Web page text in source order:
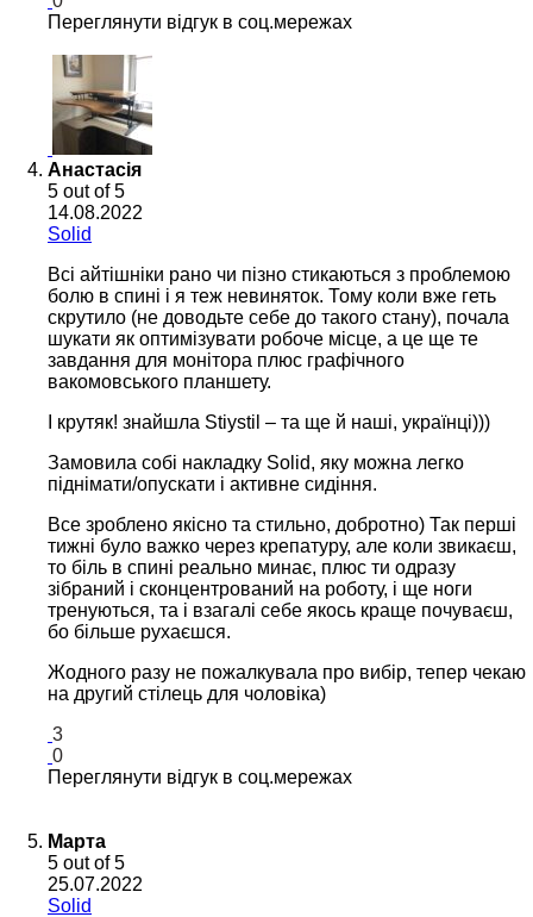
Переглянути відгук в соц.мережах
Анастасія
5 out of 5
14.08.2022
Solid
Всі айтішніки рано чи пізно стикаються з проблемою
болю в спині і я теж невиняток. Тому коли вже геть
скрутило (не доводьте себе до такого стану), почала
шукати як оптимізувати робоче місце, а це ще те
завдання для монітора плюс графічного
вакомовського планшету.
І крутяк! знайшла Stiystil – та ще й наші, українці)))
Замовила собі накладку Solid, яку можна легко
піднімати/опускати і активне сидіння.
Все зроблено якісно та стильно, добротно) Так перші
тижні було важко через крепатуру, але коли звикаєш,
то біль в спині реально минає, плюс ти одразу
зібраний і сконцентрований на роботу, і ще ноги
тренуються, та і взагалі себе якось краще почуваєш,
бо більше рухаєшся.
Жодного разу не пожалкувала про вибір, тепер чекаю
на другий стілець для чоловіка)
3
0
Переглянути відгук в соц.мережах
Марта
5 out of 5
25.07.2022
Solid